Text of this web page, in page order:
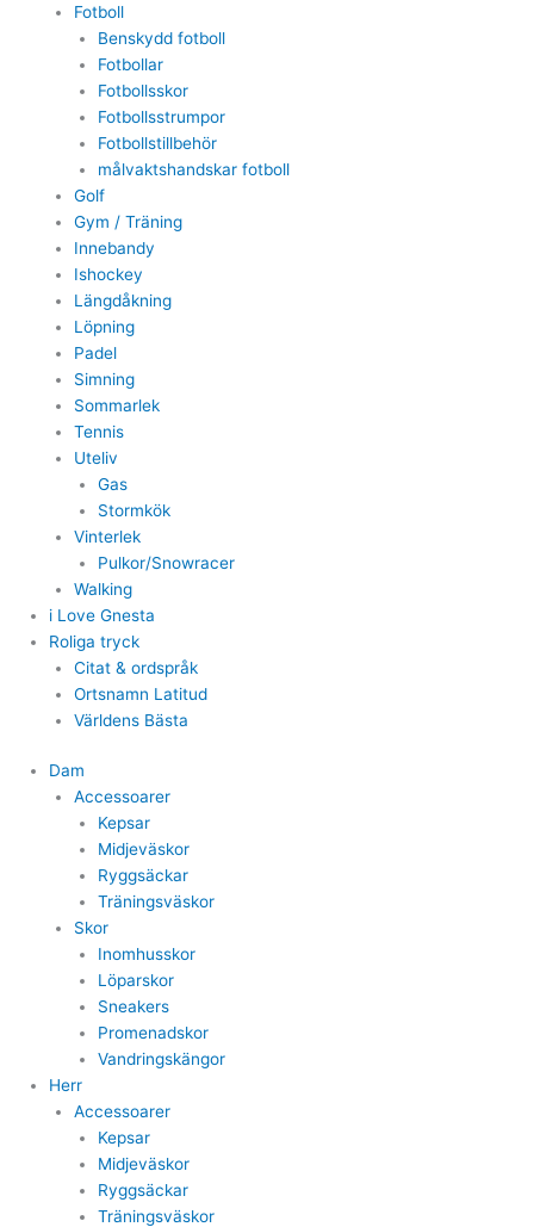
Fotboll
Benskydd fotboll
Fotbollar
Fotbollsskor
Fotbollsstrumpor
Fotbollstillbehör
målvaktshandskar fotboll
Golf
Gym / Träning
Innebandy
Ishockey
Längdåkning
Löpning
Padel
Simning
Sommarlek
Tennis
Uteliv
Gas
Stormkök
Vinterlek
Pulkor/Snowracer
Walking
i Love Gnesta
Roliga tryck
Citat & ordspråk
Ortsnamn Latitud
Världens Bästa
Dam
Accessoarer
Kepsar
Midjeväskor
Ryggsäckar
Träningsväskor
Skor
Inomhusskor
Löparskor
Sneakers
Promenadskor
Vandringskängor
Herr
Accessoarer
Kepsar
Midjeväskor
Ryggsäckar
Träningsväskor